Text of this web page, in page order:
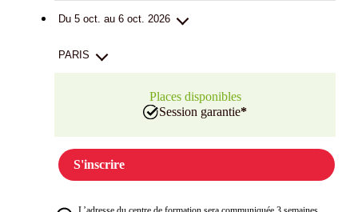
Du 5 oct. au 6 oct. 2026
PARIS
Places disponibles
Session garantie*
S'inscrire